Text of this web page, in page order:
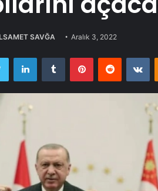
SAVĞA Aralık 3, 2022
Twitter LinkedInTumblr PinterestReddit